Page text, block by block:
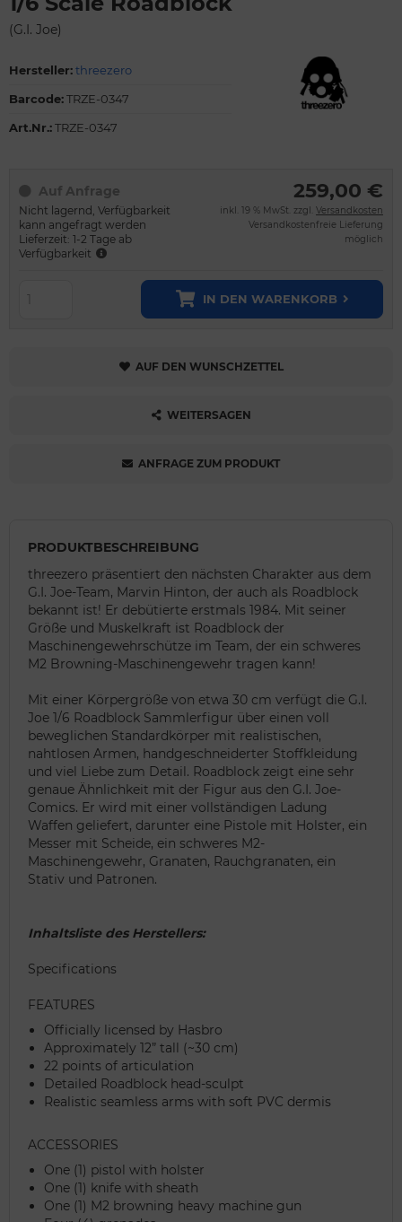
(G.I. Joe)
Hersteller:threezero
Barcode:TRZE-0347
Art.Nr.:TRZE-0347
Auf Anfrage
Nicht lagernd, Verfügbarkeit
kann angefragt werden
Lieferzeit: 1-2 Tage ab
Verfügbarkeit
259,00 €
inkl. 19 % MwSt. zzgl. Versandkosten
Versandkostenfreie Lieferung
möglich
IN DEN WARENKORB
AUF DEN WUNSCHZETTEL
WEITERSAGEN
ANFRAGE ZUM PRODUKT
PRODUKTBESCHREIBUNG
threezero präsentiert den nächsten Charakter aus dem
G.I. Joe-Team, Marvin Hinton, der auch als Roadblock
bekannt ist! Er debütierte erstmals 1984. Mit seiner
Größe und Muskelkraft ist Roadblock der
Maschinengewehrschütze im Team, der ein schweres
M2 Browning-Maschinengewehr tragen kann!
Mit einer Körpergröße von etwa 30 cm verfügt die G.I.
Joe 1/6 Roadblock Sammlerfigur über einen voll
beweglichen Standardkörper mit realistischen,
nahtlosen Armen, handgeschneiderter Stoffkleidung
und viel Liebe zum Detail. Roadblock zeigt eine sehr
genaue Ähnlichkeit mit der Figur aus den G.I. Joe-
Comics. Er wird mit einer vollständigen Ladung
Waffen geliefert, darunter eine Pistole mit Holster, ein
Messer mit Scheide, ein schweres M2-
Maschinengewehr, Granaten, Rauchgranaten, ein
Stativ und Patronen.
Inhaltsliste des Herstellers:
Specifications
FEATURES
Officially licensed by Hasbro
Approximately 12” tall (~30 cm)
22 points of articulation
Detailed Roadblock head-sculpt
Realistic seamless arms with soft PVC dermis
ACCESSORIES
One (1) pistol with holster
One (1) knife with sheath
One (1) M2 browning heavy machine gun